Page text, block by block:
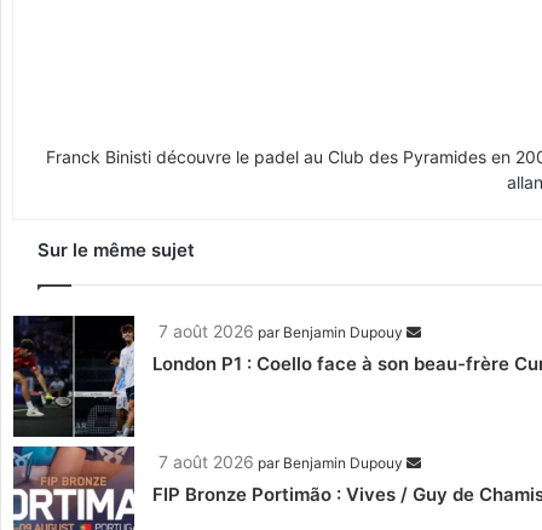
Franck Binisti découvre le padel au Club des Pyramides en
Sur le même sujet
7 août 2026 par Benjamin Dupouy
London P1 : Coello face à son beau-frère
7 août 2026 par Benjamin Dupouy
FIP Bronze Portimão : Vives / Guy de